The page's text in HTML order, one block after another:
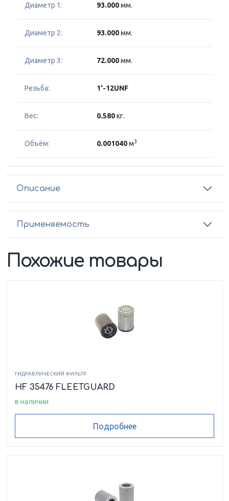
Диаметр 1: 93.000мм.
Диаметр 2: 93.000мм.
Диаметр 3: 72.000мм.
Резьба: 1'-12UNF
Вес: 0.580кг.
Объём: 0.001040м3
Описание
Применяемость
Похожие товары
ГИДРАВЛИЧЕСКИЙ ФИЛЬТР
HF 35476 FLEETGUARD
в наличии
Подробнее